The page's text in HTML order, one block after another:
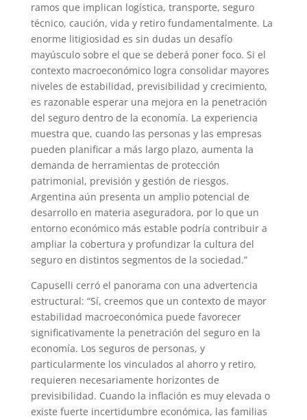
ramos que implican logística, transporte, seguro
técnico, caución, vida y retiro fundamentalmente. La
enorme litigiosidad es sin dudas un desafío
mayúsculo sobre el que se deberá poner foco. Si el
contexto macroeconómico logra consolidar mayores
niveles de estabilidad, previsibilidad y crecimiento,
es razonable esperar una mejora en la penetración
del seguro dentro de la economía. La experiencia
muestra que, cuando las personas y las empresas
pueden planificar a más largo plazo, aumenta la
demanda de herramientas de protección
patrimonial, previsión y gestión de riesgos.
Argentina aún presenta un amplio potencial de
desarrollo en materia aseguradora, por lo que un
entorno económico más estable podría contribuir a
ampliar la cobertura y profundizar la cultura del
seguro en distintos segmentos de la sociedad.”
Capuselli cerró el panorama con una advertencia
estructural: “Sí, creemos que un contexto de mayor
estabilidad macroeconómica puede favorecer
significativamente la penetración del seguro en la
economía. Los seguros de personas, y
particularmente los vinculados al ahorro y retiro,
requieren necesariamente horizontes de
previsibilidad. Cuando la inflación es muy elevada o
existe fuerte incertidumbre económica, las familias